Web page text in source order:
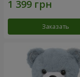
Заказать